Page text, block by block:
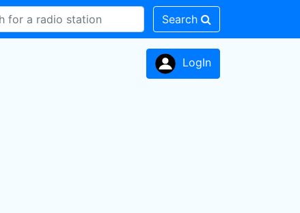
Search
LogIn